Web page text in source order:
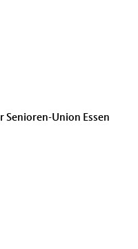
Senioren-Union Essen